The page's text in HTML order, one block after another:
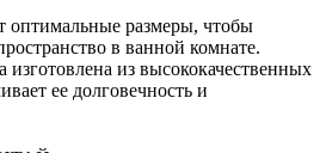
оптимальные размеры, чтобы
в ванной комнате.
из высококачественных
ее долговечность и